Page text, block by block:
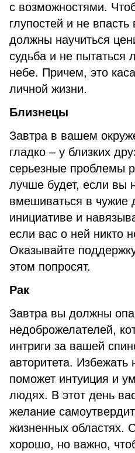
с возможностями.
глупостей и не
должны научиться
судьба и не пытаться
небе. Причем, это
личной жизни.
Близнецы
Завтра в вашем
гладко – у близких
серьезные проблемы
лучше будет, если вы
вмешиваться в чужие
инициативе и
если вас о ней никто
Оказывайте
этом попросят.
Рак
Завтра вы должны
недоброжелателей,
интриги за вашей
авторитета. Избежать
поможет интуиция и
людях. В этот день
желание
жизненных областях.
хорошо, но важно,